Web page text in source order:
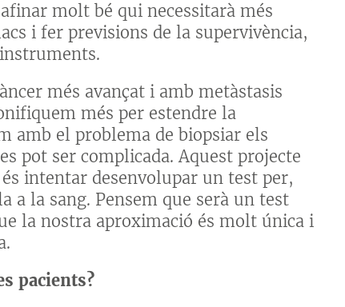
molt bé qui necessitarà més
i fer previsions de la supervivència,
més avançat i amb metàstasis
més per estendre la
amb el problema de biopsiar els
pot ser complicada. Aquest projecte
intentar desenvolupar un test per,
la sang. Pensem que serà un test
la nostra aproximació és molt única i
pacients?